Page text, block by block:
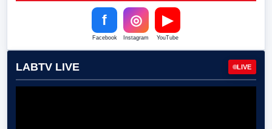
f
Facebook
◎
Instagram
▶
YouTube
LABTV LIVE LIVE